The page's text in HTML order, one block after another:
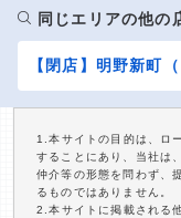
同じエリアの他の
【閉店】明野新町
1.本サイトの目的は、ロ
することにあり、当社は
仲介等の形態を問わず、
るものではありません。
2.本サイトに掲載される